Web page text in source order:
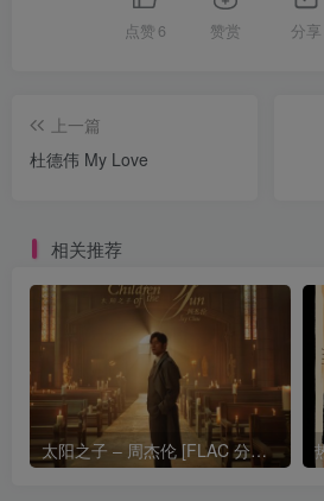
点赞 6 赞赏 分享
上一篇
杜德伟 My Love
相关推荐
太阳之子 – 周杰伦 [FLAC 分轨 192Khz 24bit]